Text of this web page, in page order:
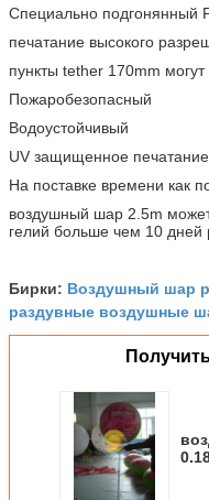
Специально подгонянный
печатание высокого
пункты tether 170mm могут
Пожаробезопасный
Водоустойчивый
UV защищенное печатание
На поставке времени как
воздушный шар 2.5m
гелий больше чем 10 дней
Бирки: Воздушный шар
раздувные воздушные